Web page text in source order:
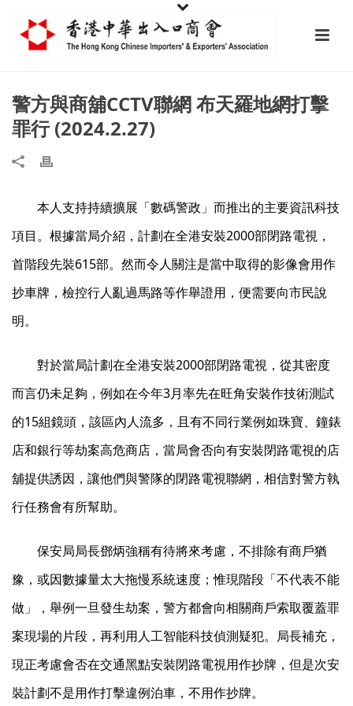
警方與商舖CCTV聯網 布天羅地網打擊
罪行 (2024.2.27)
本人支持持續擴展「數碼警政」而推出的主要資訊科技
項目。根據當局介紹，計劃在全港安裝2000部閉路電視，
首階段先裝615部。然而令人關注是當中取得的影像會用作
抄車牌，檢控行人亂過馬路等作舉證用，便需要向市民說
明。
對於當局計劃在全港安裝2000部閉路電視，從其密度
而言仍未足夠，例如在今年3月率先在旺角安裝作技術測試
的15組鏡頭，該區內人流多，且有不同行業例如珠寶、鐘錶
店和銀行等劫案高危商店，當局會否向有安裝閉路電視的店
舖提供誘因，讓他們與警隊的閉路電視聯網，相信對警方執
行任務會有所幫助。
保安局局長鄧炳強稱有待將來考慮，不排除有商戶猶
豫，或因數據量太大拖慢系統速度；惟現階段「不代表不能
做」，舉例一旦發生劫案，警方都會向相關商戶索取覆蓋罪
案現場的片段，再利用人工智能科技偵測疑犯。局長補充，
現正考慮會否在交通黑點安裝閉路電視用作抄牌，但是次安
裝計劃不是用作打擊違例泊車，不用作抄牌。